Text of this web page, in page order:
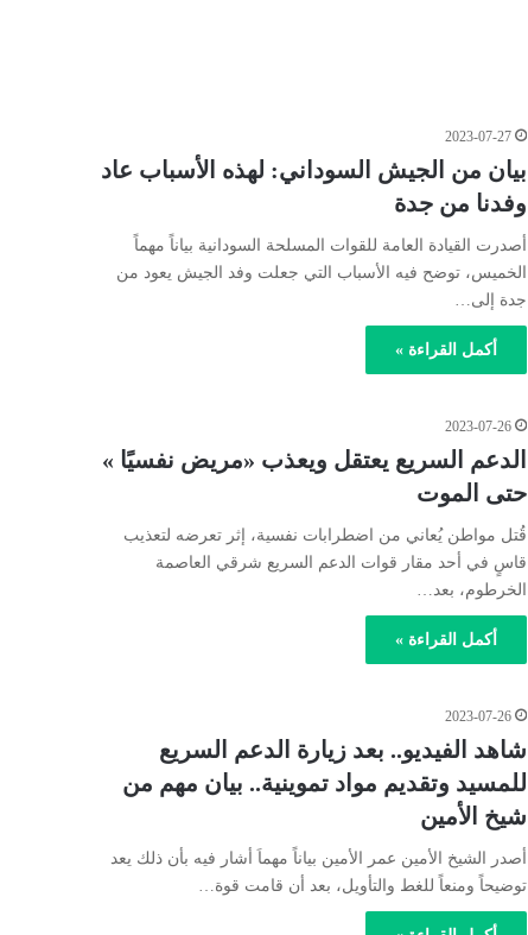
2023-07-27
بيان من الجيش السوداني: لهذه الأسباب عاد
وفدنا من جدة
أصدرت القيادة العامة للقوات المسلحة السودانية بياناً مهماً
الخميس، توضح فيه الأسباب التي جعلت وفد الجيش يعود من
جدة إلى…
أكمل القراءة »
2023-07-26
الدعم السريع يعتقل ويعذب «مريض نفسيًا »
حتى الموت
قُتل مواطن يُعاني من اضطرابات نفسية، إثر تعرضه لتعذيب
قاسٍ في أحد مقار قوات الدعم السريع شرقي العاصمة
الخرطوم، بعد…
أكمل القراءة »
2023-07-26
شاهد الفيديو.. بعد زيارة الدعم السريع
للمسيد وتقديم مواد تموينية.. بيان مهم من
شيخ الأمين
أصدر الشيخ الأمين عمر الأمين بياناً مهماَ أشار فيه بأن ذلك يعد
توضيحاً ومنعاً للغط والتأويل، بعد أن قامت قوة…